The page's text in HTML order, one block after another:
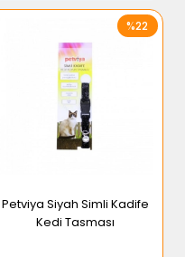
Petviya Siyah Simli Kadife
Kedi Tasması
%22